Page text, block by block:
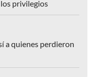
privilegios
a quienes perdieron